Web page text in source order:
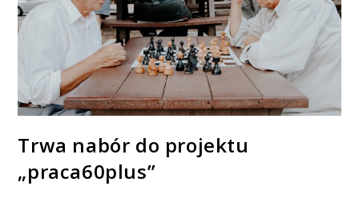
Trwa nabór do pro­jektu
„praca60plus”